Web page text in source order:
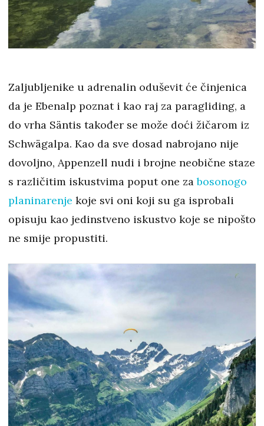
Zaljubljenike u adrenalin oduševit će činjenica
da je Ebenalp poznat i kao raj za paragliding, a
do vrha Säntis također se može doći žičarom iz
Schwägalpa. Kao da sve dosad nabrojano nije
dovoljno, Appenzell nudi i brojne neobične staze
s različitim iskustvima poput one zabosonogo
planinarenje koje svi oni koji su ga isprobali
opisuju kao jedinstveno iskustvo koje se nipošto
ne smije propustiti.